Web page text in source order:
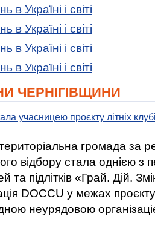
Україні і світі
Україні і світі
Україні і світі
Україні і світі
ЧЕРНІГІВЩИНИ
учасницею проєкту літніх
територіальна громада за
відбору стала однією
та підлітків «Грай. Дій.
DOCCU у межах
неурядовою